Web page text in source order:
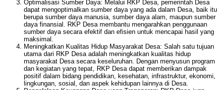
Optimalisasi Sumber Daya: Melalui RKP Desa, pemerintah Desa
dapat mengoptimalkan sumber daya yang ada dalam Desa, baik itu
berupa sumber daya manusia, sumber daya alam, maupun sumber
daya finansial. RKP Desa membantu mengarahkan penggunaan
sumber daya secara efektif dan efisien untuk mencapai hasil yang
maksimal.
Meningkatkan Kualitas Hidup Masyarakat Desa: Salah satu tujuan
utama dari RKP Desa adalah meningkatkan kualitas hidup
masyarakat Desa secara keseluruhan. Dengan menyusun program
dan kegiatan yang tepat, RKP Desa dapat memberikan dampak
positif dalam bidang pendidikan, kesehatan, infrastruktur, ekonomi,
lingkungan, sosial, dan aspek kehidupan lainnya di Desa.